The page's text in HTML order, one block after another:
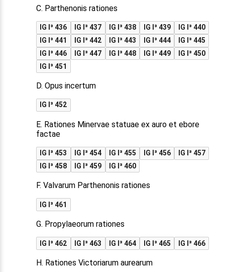
C. Parthenonis rationes
IG I³ 436 IG I³ 437 IG I³ 438 IG I³ 439
IG I³ 440
IG I³ 441
IG I³ 442 IG I³ 443 IG I³ 444
IG I³ 445
IG I³ 446
IG I³ 447 IG I³ 448 IG I³ 449
IG I³ 450
IG I³ 451
D. Opus incertum
IG I³ 452
E. Rationes Minervae statuae ex auro et ebore
factae
IG I³ 453 IG I³ 454 IG I³ 455 IG I³ 456
IG I³ 457
IG I³ 458
IG I³ 459 IG I³ 460
F. Valvarum Parthenonis rationes
IG I³ 461
G. Propylaeorum rationes
IG I³ 462 IG I³ 463 IG I³ 464 IG I³ 465 IG I³ 466
H. Rationes Victoriarum aurearum